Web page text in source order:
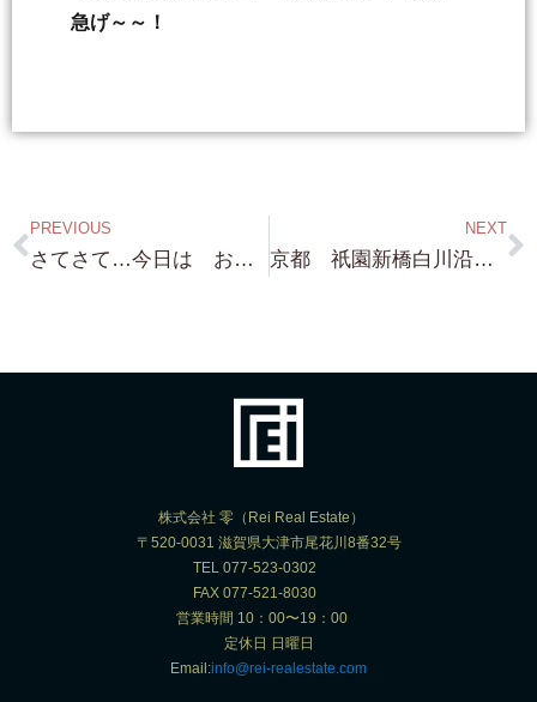
急げ～～！
PREVIOUS
さてさて…今日は お客様より 大阪市の中心部 福島駅徒歩圏内の マンション売却依頼 頂きました！
NEXT
京都 祇園新橋白川沿いの レアな不動産 売り物 ３件有り！…これも なかなか 入手困難ですよ～～～
株式会社 零（Rei Real Estate）
〒520-0031 滋賀県大津市尾花川8番32号
TEL 077-523-0302
FAX 077-521-8030
営業時間 10：00〜19：00
定休日 日曜日
Email:info@rei-realestate.com